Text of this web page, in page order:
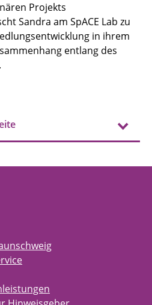
Projekts
Sandra am SpACE Lab zu
in ihrem
entlang des